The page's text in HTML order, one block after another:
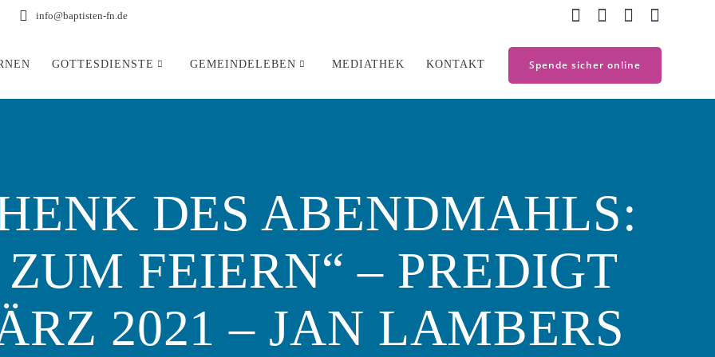
info@baptisten-fn.de
GOTTESDIENSTE GEMEINDELEBEN MEDIATHEK KONTAKT Spende sicher online
DES ABENDMAHLS:
FEIERN“ – PREDIGT
2021 – JAN LAMBERS